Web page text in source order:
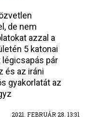
de nem
azzal a
5 katonai
pár
és az iráni
gyakorlatát az
2021. FEBRUÁR 28. 13:31